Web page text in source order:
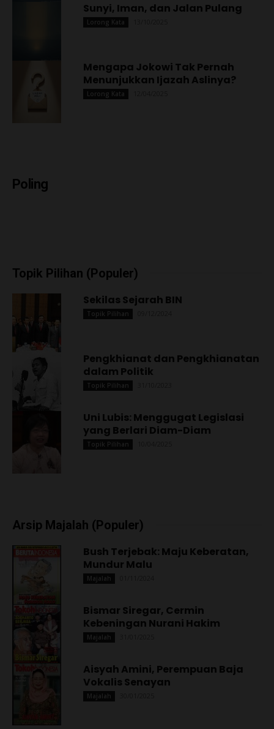
Sunyi, Iman, dan Jalan Pulang
Lorong Kata
Mengapa Jokowi Tak Pernah
Menunjukkan Ijazah Aslinya?
Lorong Kata
Poling
Topik Pilihan (Populer)
Sekilas Sejarah BIN
Topik Pilihan
Pengkhianat dan Pengkhianatan
dalam Politik
Topik Pilihan
Uni Lubis: Menggugat Legislasi
yang Berlari Diam-Diam
Topik Pilihan
Arsip Majalah (Populer)
Bush Terjebak: Maju Keberatan,
Mundur Malu
Majalah
Bismar Siregar, Cermin
Kebeningan Nurani Hakim
Majalah
Aisyah Amini, Perempuan Baja
Vokalis Senayan
Majalah